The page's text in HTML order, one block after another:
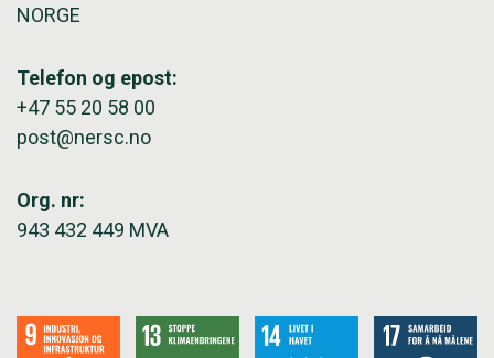
NORGE
Telefon og epost:
+47 55 20 58 00
post@nersc.no
Org. nr:
943 432 449 MVA